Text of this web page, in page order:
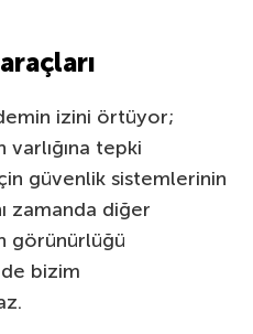
izini örtüyor;
varlığına tepki
güvenlik sistemlerinin
zamanda diğer
görünürlüğü
bizim